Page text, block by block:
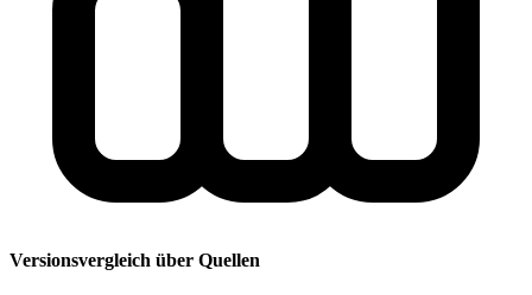
Versionsvergleich über Quellen